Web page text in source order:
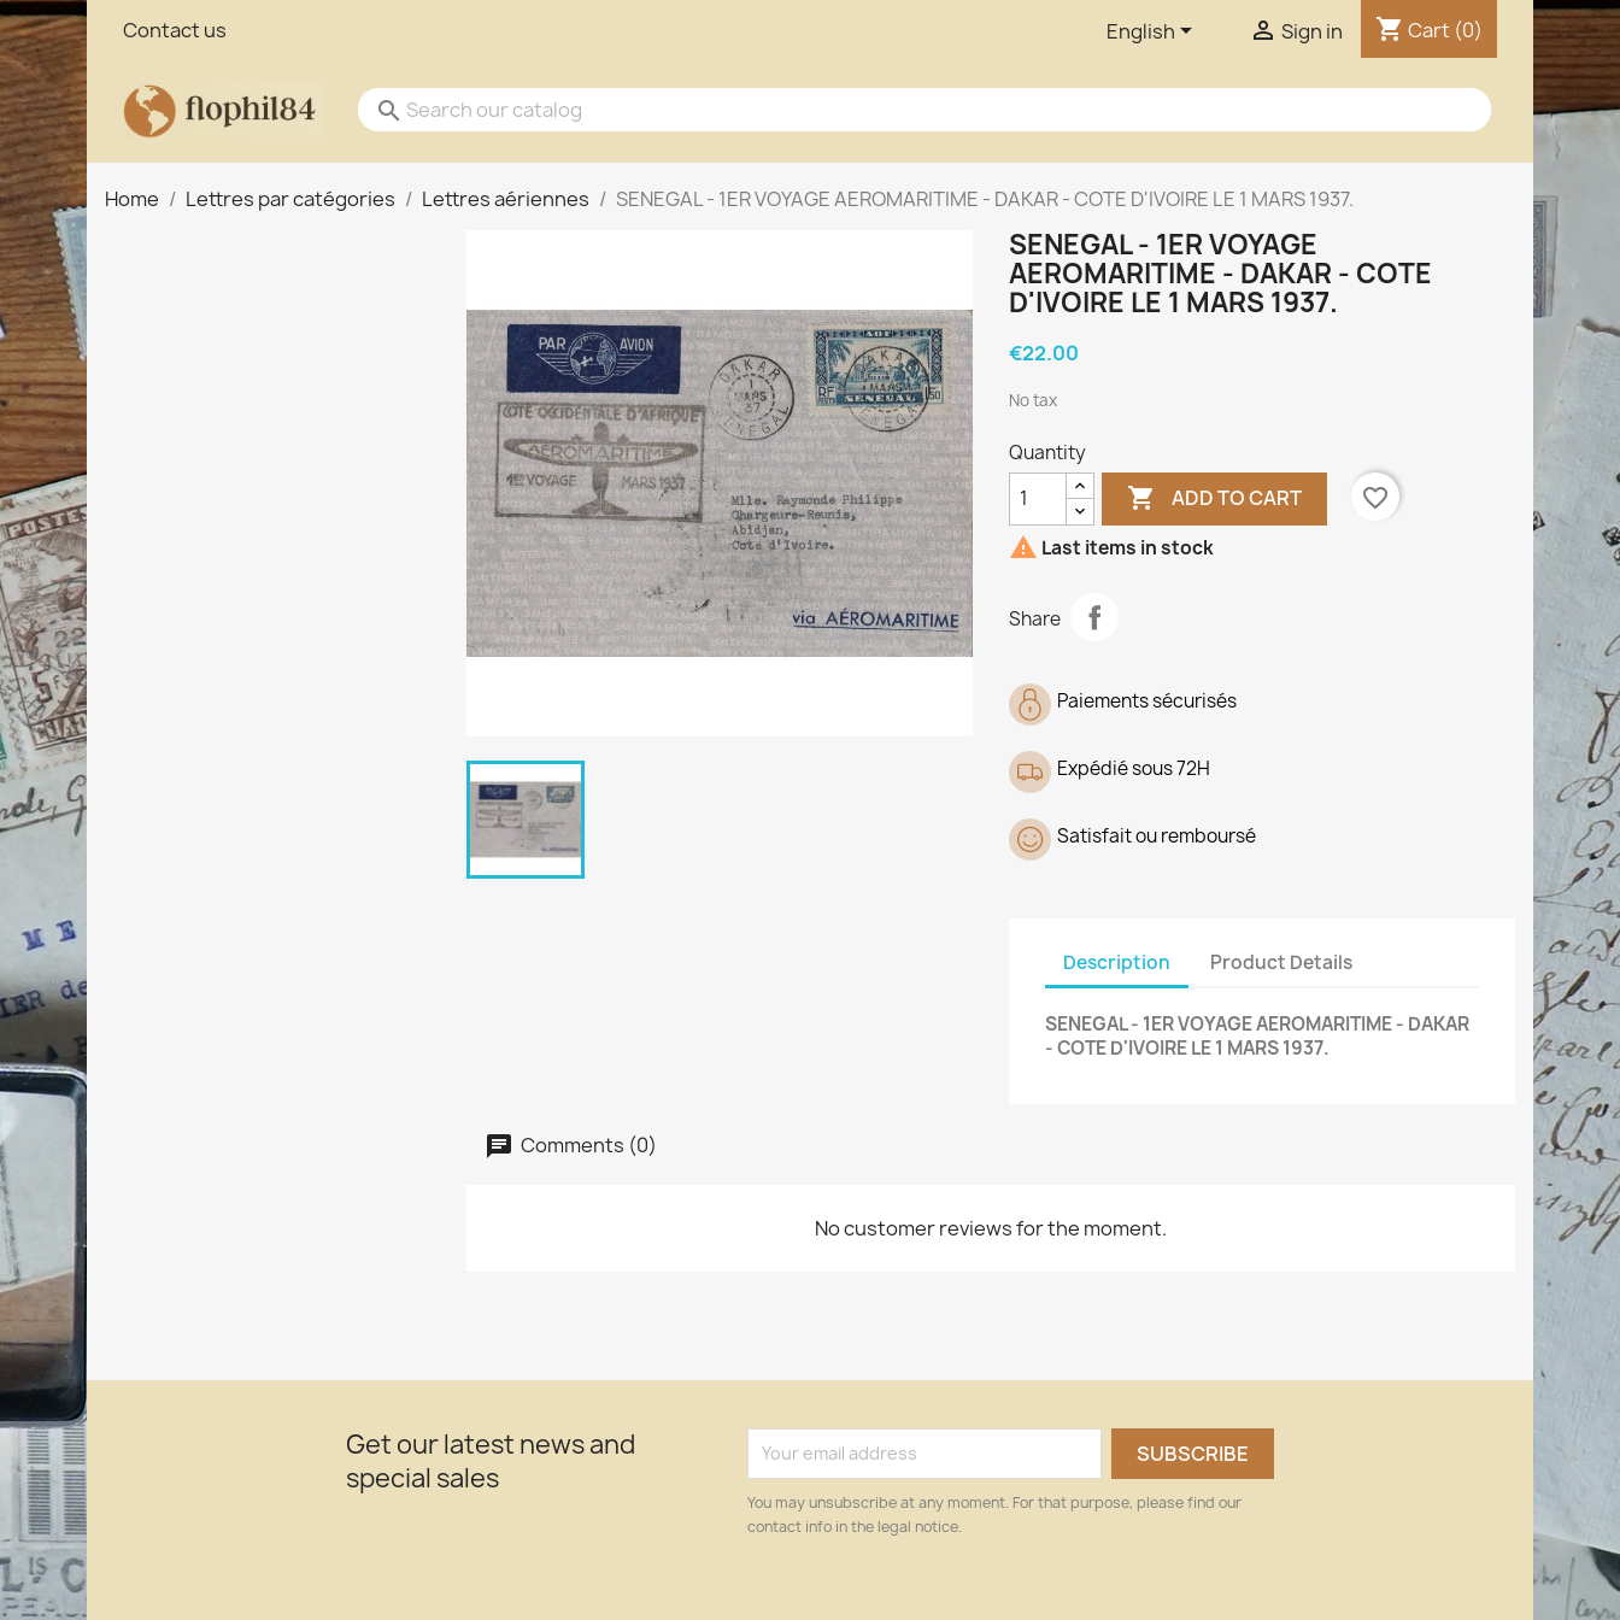
Contact us English  Sign in shopping_cart Cart (0)
search
Home Lettres par catégories Lettres aériennes SENEGAL - 1ER VOYAGE AEROMARITIME - DAKAR - COTE D'IVOIRE LE 1 MARS 1937.
SENEGAL - 1ER VOYAGE
AEROMARITIME - DAKAR - COTE
D'IVOIRE LE 1 MARS 1937.
€22.00
No tax
Quantity
 ADD TO CART
favorite_border
 Last items in stock
Share
Paiements sécurisés
Expédié sous 72H
Satisfait ou remboursé
Description Product Details
SENEGAL - 1ER VOYAGE AEROMARITIME - DAKAR
- COTE D'IVOIRE LE 1 MARS 1937.
Comments (0)
No customer reviews for the moment.
Get our latest news and
special sales
You may unsubscribe at any moment. For that purpose, please find our
contact info in the legal notice.